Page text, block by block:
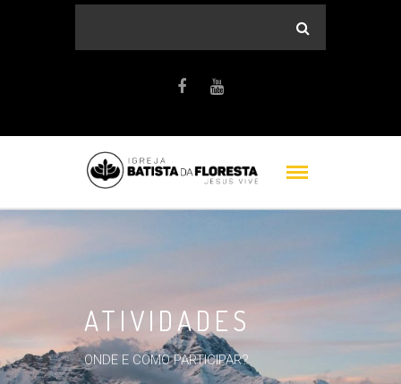
ATIVIDADES
ONDE E COMO PARTICIPAR?